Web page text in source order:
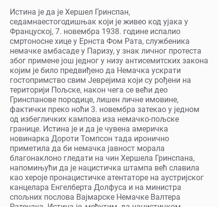
Истина је да је Хершел Гринспан,
седамнаестогодишњак који је живео код ујака у
Француској, 7. новембра 1938. године испалио
смртоносне хице у Ернста Фом Рата, службеника
немачке амбасаде у Паризу, у знак личног протеста
због примене још једног у низу антисемитских закона
којим је било предвиђено да Немачка ускрати
гостопримство свим Јеврејима који су рођени на
територији Пољске, након чега се већи део
Гринспанове породице, лишен личне имовине,
фактички преко ноћи 3. новембра затекао у једном
од избегличких кампова иза немачко-пољске
границе. Истина је и да је чувена америчка
новинарка Дороти Томпсон тада иронично
приметила да би немачка јавност морала
благонаклоно гледати на чин Хершела Гринспана,
напомињући да је нацистичка штампа већ славила
као хероје пронацистичке атентаторе на аустријског
канцелара Енгелберта Долфуса и на министра
спољних послова Вајмарске Немачке Валтера